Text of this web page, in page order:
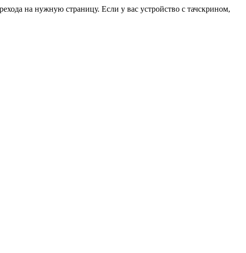
на нужную страницу. Если у вас устройство с тачскрином,